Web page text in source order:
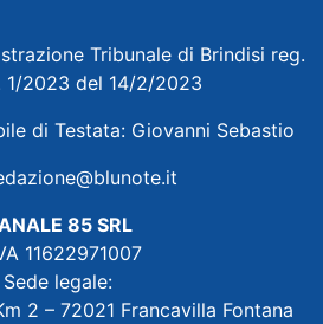
Tribunale di Brindisi reg.
1/2023 del 14/2/2023
di Testata: Giovanni Sebastio
85 SRL
11622971007
Sede legale:
2 – 72021 Francavilla Fontana